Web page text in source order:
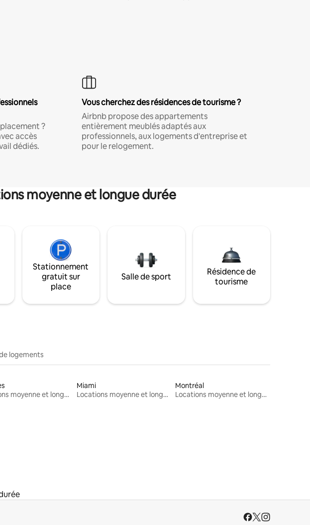
?
accès
dédiés.
Vous cherchez des résidences de tourisme ?
Airbnb propose des appartements
entièrement meublés adaptés aux
professionnels, aux logements d'entreprise et
pour le relogement.
moyenne et longue durée
Stationnement
gratuit sur
place
Salle de sport
Résidence de
tourisme
logements
Locations moyenne et longue durée
Miami
Locations moyenne et longue durée
Montréal
Locations moyenne et longue durée